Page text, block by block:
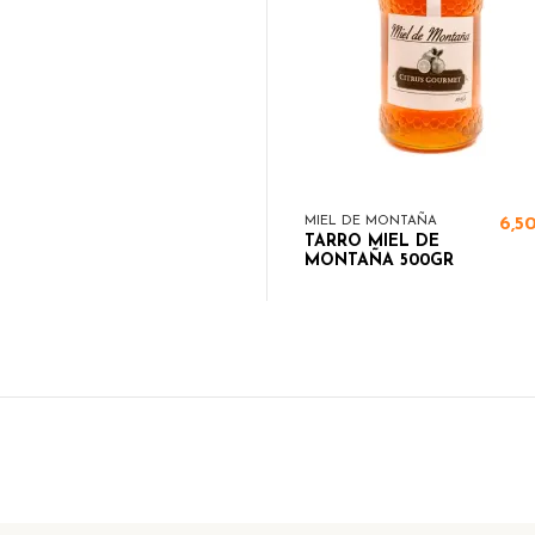
MIEL DE MONTAÑA
TARRO MIEL DE
MONTAÑA 500GR